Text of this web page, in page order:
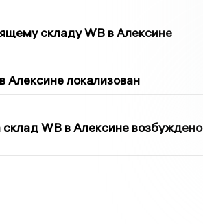
складу WB в Алексине
локализован
WB в Алексине возбуждено